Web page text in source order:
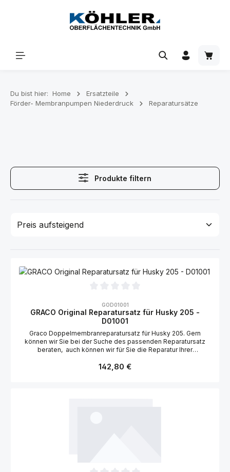
Zum Hauptinhalt springen
Du bist hier: Home
Ersatzteile
Förder- Membranpumpen Niederdruck
Reparatursätze
Produkte filtern
GOD01001
GRACO Original Reparatursatz für Husky 205 -
D01001
Graco Doppelmembranreparatursatz für Husky 205. Gern
können wir Sie bei der Suche des passenden Reparatursatz
beraten, auch können wir für Sie die Reparatur Ihrer
Graco Vertragshändler mit angeschlossener Vertragswerkstatt,
Regulärer Preis:
142,80 €